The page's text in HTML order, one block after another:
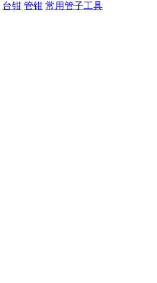
台钳 管钳 常用管子工具